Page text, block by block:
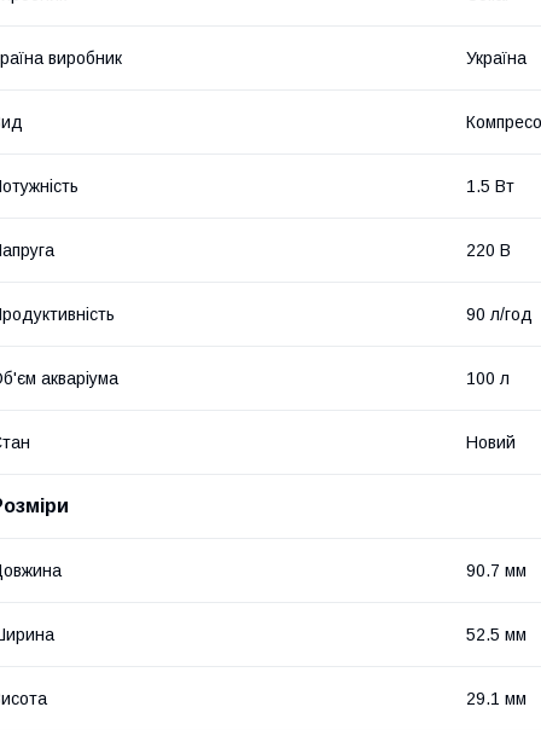
виробник Україна
1.5 Вт
220 В
90 л/год
акваріума 100 л
Новий
90.7 мм
52.5 мм
29.1 мм